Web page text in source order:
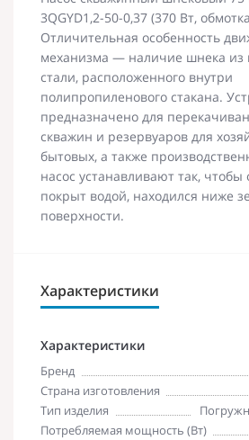
3QGYD1,2-50-0,37 (370 Вт,
Отличительная особенность
механизма — наличие шнека
стали, расположенного внутри
полипропиленового стакана.
предназначено для
скважин и резервуаров для
бытовых, а также
насос устанавливают так,
покрыт водой, находился ниже
поверхности.
Характеристики
Характеристики
Бренд
Страна изготовления
Тип изделия
Потребляемая мощность (Вт)